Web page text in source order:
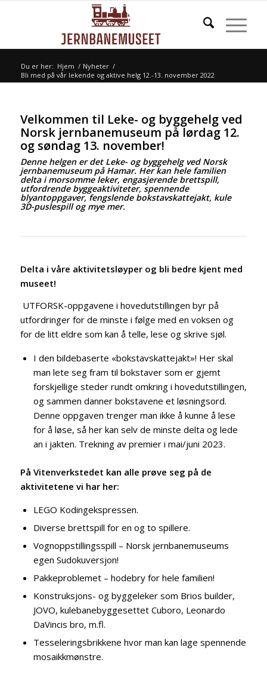
Du er her: Hjem / Nyheter /
Bli med på vår lekende og aktive helg 12.-13. november 2022
Velkommen til Leke- og byggehelg ved
Norsk jernbanemuseum på lørdag 12.
og søndag 13. november!
Denne helgen er det Leke- og byggehelg ved Norsk
jernbanemuseum på Hamar. Her kan hele familien
delta i morsomme leker, engasjerende brettspill,
utfordrende byggeaktiviteter, spennende
blyantoppgaver, fengslende bokstavskattejakt, kule
3D-puslespill og mye mer.
Delta i våre aktivitetsløyper og bli bedre kjent med
museet!
UTFORSK-oppgavene i hovedutstillingen byr på
utfordringer for de minste i følge med en voksen og
for de litt eldre som kan å telle, lese og skrive sjøl.
I den bildebaserte «bokstavskattejakt»! Her skal
man lete seg fram til bokstaver som er gjemt
forskjellige steder rundt omkring i hovedutstillingen,
og sammen danner bokstavene et løsningsord.
Denne oppgaven trenger man ikke å kunne å lese
for å løse, så her kan selv de minste delta og lede
an i jakten. Trekning av premier i mai/juni 2023.
På Vitenverkstedet kan alle prøve seg på de
aktivitetene vi har her:
LEGO Kodingekspressen.
Diverse brettspill for en og to spillere.
Vognoppstillingsspill – Norsk jernbanemuseums
egen Sudokuversjon!
Pakkeproblemet – hodebry for hele familien!
Konstruksjons- og byggeleker som Brios builder,
JOVO, kulebanebyggesettet Cuboro, Leonardo
DaVincis bro, m.fl.
Tesseleringsbrikkene hvor man kan lage spennende
mosaikkmønstre.